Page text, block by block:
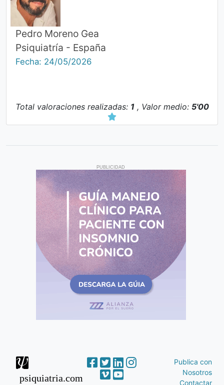
Pedro Moreno Gea
Psiquiatría - España
Fecha: 24/05/2026
Total valoraciones realizadas: 1 , Valor medio: 5'00
PUBLICIDAD
psiquiatria.com
Publica con
Nosotros
Contactar